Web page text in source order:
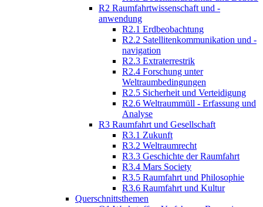
R2 Raumfahrtwissenschaft und -
anwendung
R2.1 Erdbeobachtung
R2.2 Satellitenkommunikation und -
navigation
R2.3 Extraterrestrik
R2.4 Forschung unter
Weltraumbedingungen
R2.5 Sicherheit und Verteidigung
R2.6 Weltraummüll - Erfassung und
Analyse
R3 Raumfahrt und Gesellschaft
R3.1 Zukunft
R3.2 Weltraumrecht
R3.3 Geschichte der Raumfahrt
R3.4 Mars Society
R3.5 Raumfahrt und Philosophie
R3.6 Raumfahrt und Kultur
Querschnittsthemen